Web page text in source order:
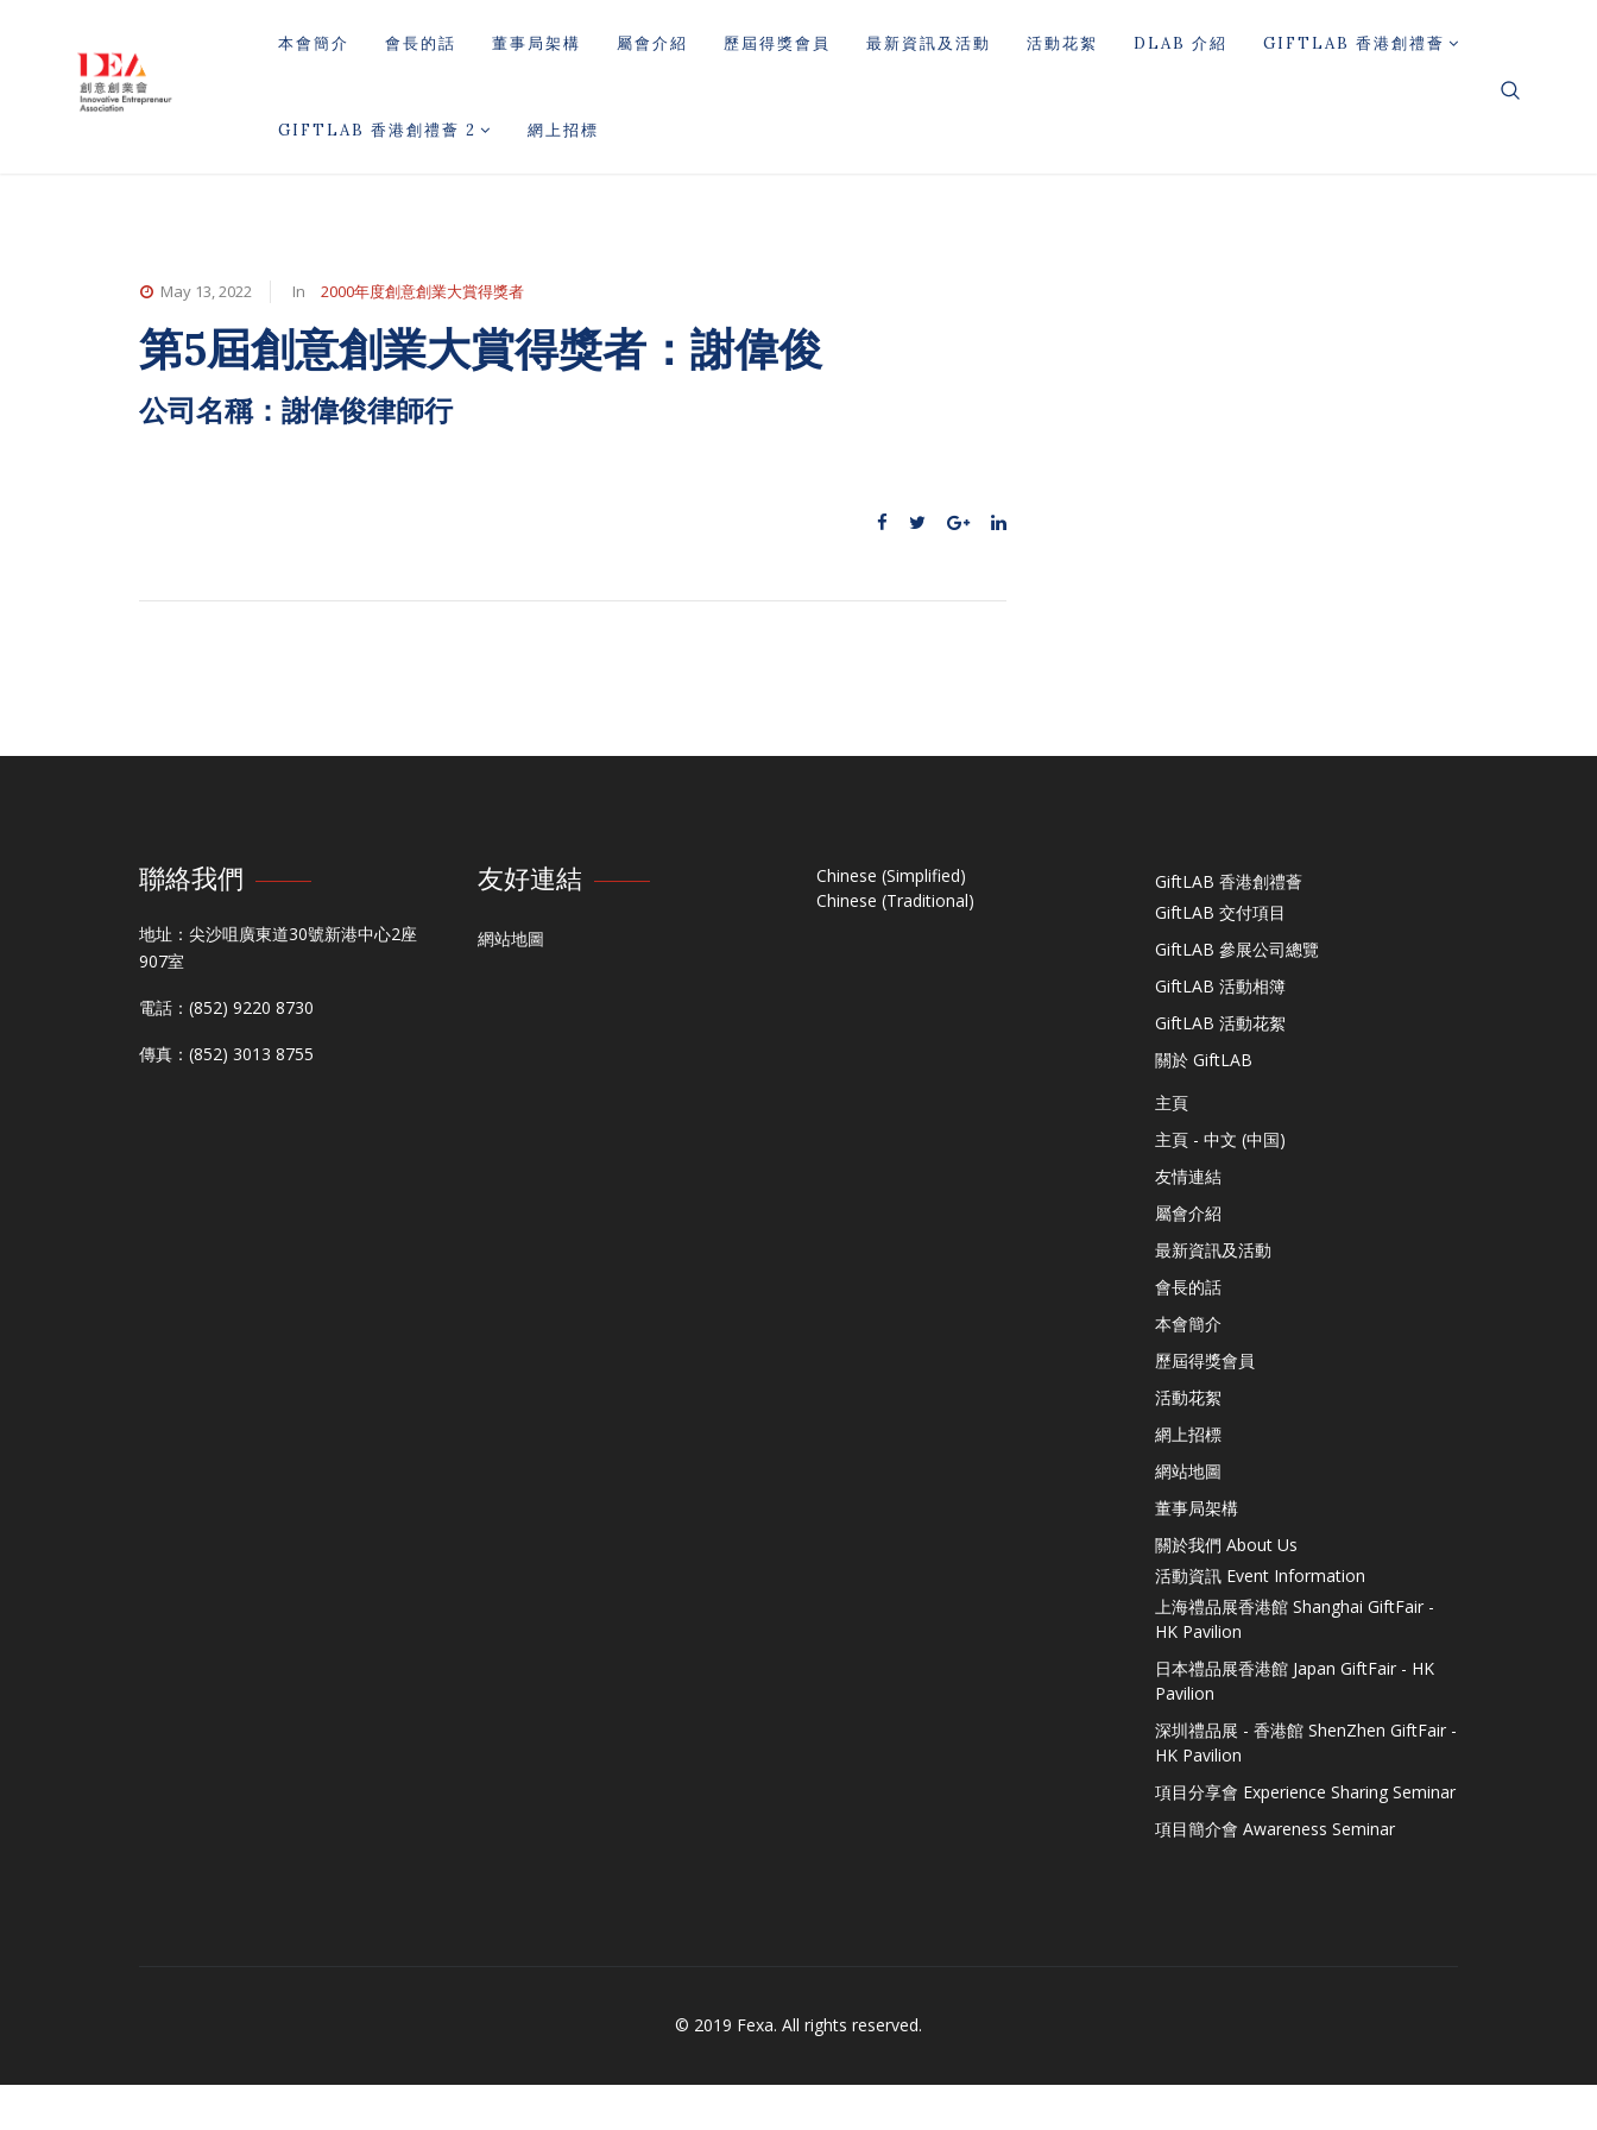
本會簡介 會長的話 董事局架構 屬會介紹 歷屆得獎會員 最新資訊及活動 活動花絮 DLAB 介紹 GIFTLAB 香港創禮薈
GIFTLAB 香港創禮薈 2 網上招標
May 13, 2022 In 2000年度創意創業大賞得獎者
第5屆創意創業大賞得獎者：謝偉俊
公司名稱：謝偉俊律師行
聯絡我們
地址：尖沙咀廣東道30號新港中心2座
907室
電話：(852) 9220 8730
傳真：(852) 3013 8755
友好連結
網站地圖
Chinese (Simplified)
Chinese (Traditional)
GiftLAB 香港創禮薈
GiftLAB 交付項目
GiftLAB 參展公司總覽
GiftLAB 活動相簿
GiftLAB 活動花絮
關於 GiftLAB
主頁
主頁 - 中文 (中国)
友情連結
屬會介紹
最新資訊及活動
會長的話
本會簡介
歷屆得獎會員
活動花絮
網上招標
網站地圖
董事局架構
關於我們 About Us
活動資訊 Event Information
上海禮品展香港館 Shanghai GiftFair -
HK Pavilion
日本禮品展香港館 Japan GiftFair - HK
Pavilion
深圳禮品展 - 香港館 ShenZhen GiftFair -
HK Pavilion
項目分享會 Experience Sharing Seminar
項目簡介會 Awareness Seminar
© 2019 Fexa. All rights reserved.